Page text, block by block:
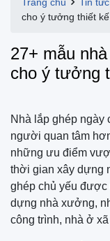
cho ý tưởng thiết kế
27+ mẫu
cho ý tưởng
Nhà lắp ghép ngày
người quan tâm
những ưu điểm
thời gian xây dựng
ghép chủ yếu được
dựng nhà xưởng,
công trình, nhà ở